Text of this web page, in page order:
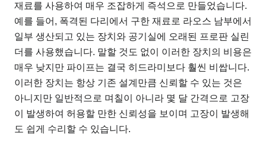
재료를 사용하여 매우 조잡하게 즉석으로 만들었습니다.
예를 들어, 폭격된 다리에서 구한 재료로 라오스 남부에서
일부 생산되고 있는 장치와 공기실에 오래된 프로판 실린
더를 사용했습니다. 말할 것도 없이 이러한 장치의 비용은
매우 낮지만 파이프는 결국 히드라미보다 훨씬 비쌉니다.
이러한 장치는 항상 기존 설계만큼 신뢰할 수 있는 것은
아니지만 일반적으로 며칠이 아니라 몇 달 간격으로 고장
이 발생하여 허용할 만한 신뢰성을 보이며 고장이 발생해
도 쉽게 수리할 수 있습니다.